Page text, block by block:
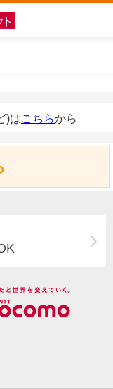
)はこちらから